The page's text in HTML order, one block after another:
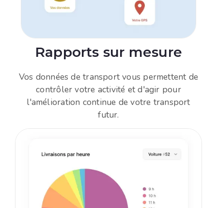
Rapports sur mesure
Vos données de transport vous permettent de
contrôler votre activité et d'agir pour
l'amélioration continue de votre transport
futur.